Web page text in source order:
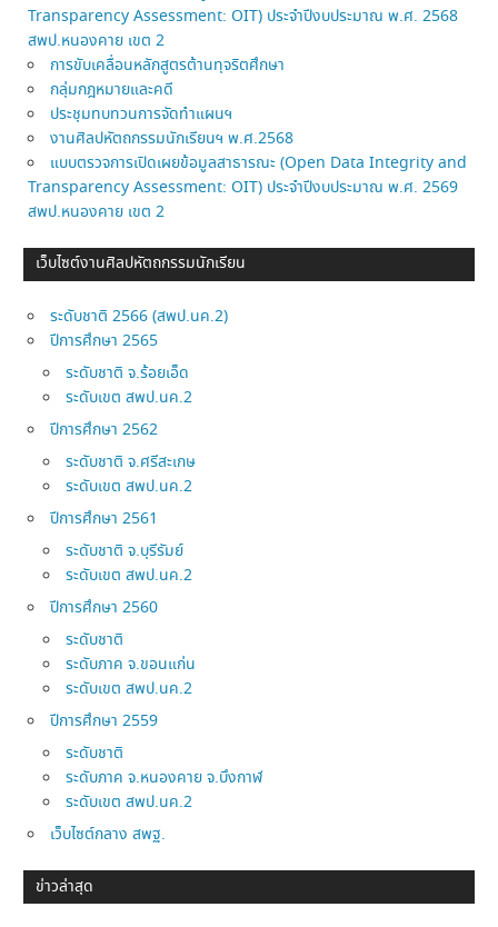
Transparency Assessment: OIT) ประจำปีงบประมาณ พ.ศ. 2568
สพป.หนองคาย เขต 2
การขับเคลื่อนหลักสูตรต้านทุจริตศึกษา
กลุ่มกฎหมายและคดี
ประชุมทบทวนการจัดทำแผนฯ
งานศิลปหัตถกรรมนักเรียนฯ พ.ศ.2568
แบบตรวจการเปิดเผยข้อมูลสาธารณะ (Open Data Integrity and
Transparency Assessment: OIT) ประจำปีงบประมาณ พ.ศ. 2569
สพป.หนองคาย เขต 2
เว็บไซต์งานศิลปหัตถกรรมนักเรียน
ระดับชาติ 2566 (สพป.นค.2)
ปีการศึกษา 2565
ระดับชาติ จ.ร้อยเอ็ด
ระดับเขต สพป.นค.2
ปีการศึกษา 2562
ระดับชาติ จ.ศรีสะเกษ
ระดับเขต สพป.นค.2
ปีการศึกษา 2561
ระดับชาติ จ.บุรีรัมย์
ระดับเขต สพป.นค.2
ปีการศึกษา 2560
ระดับชาติ
ระดับภาค จ.ขอนแก่น
ระดับเขต สพป.นค.2
ปีการศึกษา 2559
ระดับชาติ
ระดับภาค จ.หนองคาย จ.บึงกาฬ
ระดับเขต สพป.นค.2
เว็บไซต์กลาง สพฐ.
ข่าวล่าสุด